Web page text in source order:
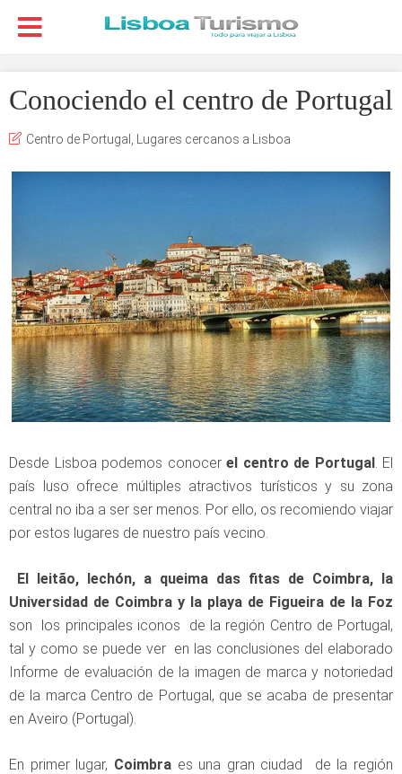
Conociendo el centro de Portugal
Centro de Portugal Lugares cercanos a Lisboa
Desde Lisboa podemos conocerel centro de Portugal. El
país luso ofrece múltiples atractivos turísticos y su zona
central no iba a ser ser menos. Por ello, os recomiendo viajar
por estos lugares de nuestro país vecino.
El leitão, lechón, a queima das fitas de Coimbra, la
Universidad de Coimbra y la playa de Figueira de la Foz
son los principales iconos de la región Centro de Portugal,
tal y como se puede ver en las conclusiones del elaborado
Informe de evaluación de la imagen de marca y notoriedad
de la marca Centro de Portugal, que se acaba de presentar
en Aveiro (Portugal).
En primer lugar, Coimbraes una gran ciudad de la región